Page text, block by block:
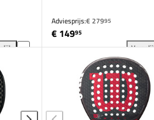
adidas Vulcano Light 3.0 toevoegen aan
Adviesprijs:€ 27995
€ 14995